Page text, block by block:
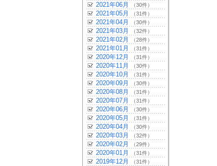
2021年06月 （30件）
2021年05月 （31件）
2021年04月 （30件）
2021年03月 （32件）
2021年02月 （28件）
2021年01月 （31件）
2020年12月 （31件）
2020年11月 （30件）
2020年10月 （31件）
2020年09月 （30件）
2020年08月 （31件）
2020年07月 （31件）
2020年06月 （30件）
2020年05月 （31件）
2020年04月 （30件）
2020年03月 （32件）
2020年02月 （29件）
2020年01月 （31件）
2019年12月 （31件）